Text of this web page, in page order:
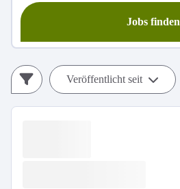
Jobs finden
Veröffentlicht seit